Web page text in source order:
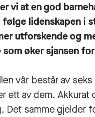
vi at en god
lidenskapen i
utforskende og
øker sjansen
vår består av
ett av dem.
Det samme gjelder